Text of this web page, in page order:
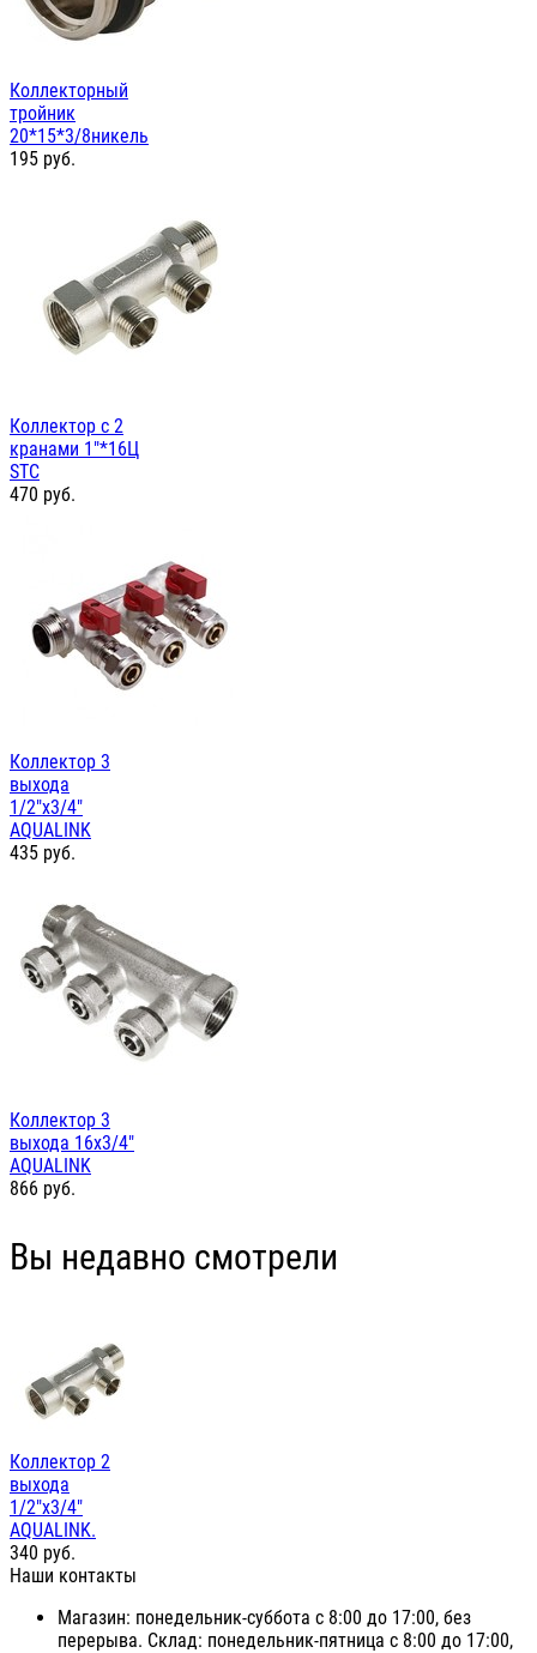
Коллекторный
тройник
20*15*3/8никель
195 руб.
Коллектор с 2
кранами 1"*16Ц
STC
470 руб.
Коллектор 3
выхода
1/2"х3/4"
AQUALINK
435 руб.
Коллектор 3
выхода 16х3/4"
AQUALINK
866 руб.
Вы недавно смотрели
Коллектор 2
выхода
1/2"х3/4"
AQUALINK.
340 руб.
Наши контакты
Магазин: понедельник-суббота с 8:00 до 17:00, без
перерыва. Склад: понедельник-пятница с 8:00 до 17:00,